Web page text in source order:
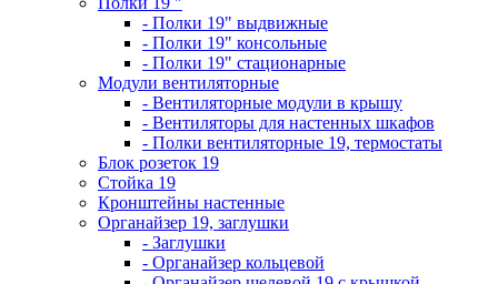
- Полки 19" выдвижные
- Полки 19" консольные
- Полки 19" стационарные
Модули вентиляторные
- Вентиляторные модули в крышу
- Вентиляторы для настенных шкафов
- Полки вентиляторные 19, термостаты
Блок розеток 19
Стойка 19
Кронштейны настенные
Органайзер 19, заглушки
- Заглушки
- Органайзер кольцевой